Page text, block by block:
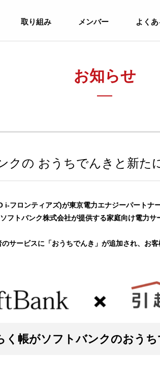
取り組み メンバー よく
お知らせ
クの おうちでんきと新た
フロンティアズ)が東京電力エナジーパートナ
フトバンク株式会社が提供する家庭向け電力サ
サービスに「おうちでんき」が追加され、お
く帳がソフトバンクのおう